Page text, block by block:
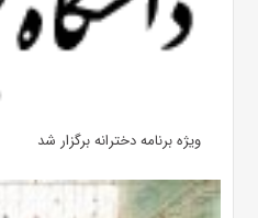
ویژه برنامه دخترانه برگزار شد